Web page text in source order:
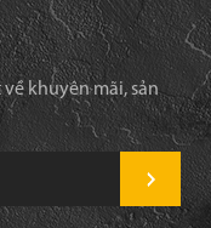
khuyên mãi, sản